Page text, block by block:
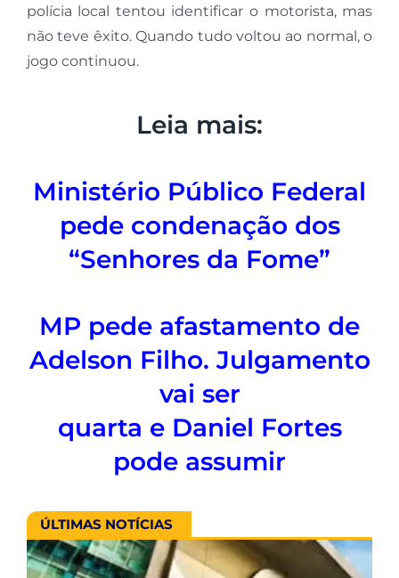
polícia local tentou identificar o motorista, mas
não teve êxito. Quando tudo voltou ao normal, o
jogo continuou.
Leia mais:
Ministério Público Federal
pede condenação dos
“Senhores da Fome”
MP pede afastamento de
Adelson Filho. Julgamento
vai ser
quarta e Daniel Fortes
pode assumir
ÚLTIMAS NOTÍCIAS